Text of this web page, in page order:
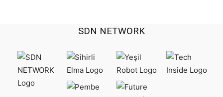
SDN NETWORK